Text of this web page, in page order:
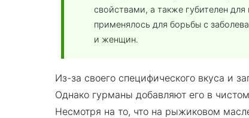
свойствами, а также губителен
применялось для борьбы с
и женщин.
Из-за своего специфического вкуса и
Однако гурманы добавляют его в
Несмотря на то, что на рыжиковом